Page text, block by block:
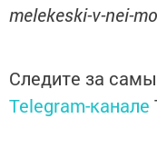
melekeski-v-nei-
Следите за
Telegram-канале